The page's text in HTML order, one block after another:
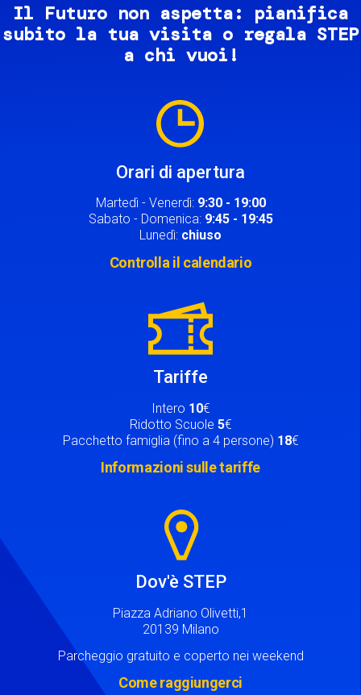
Il Futuro non aspetta: pianifica
subito la tua visita o regala STEP
a chi vuoi!
Orari di apertura
Martedì - Venerdì: 9:30 - 19:00
Sabato - Domenica: 9:45 - 19:45
Lunedì: chiuso
Controlla il calendario
Tariffe
Intero 10€
Ridotto Scuole 5€
Pacchetto famiglia (fino a 4 persone) 18€
Informazioni sulle tariffe
Dov'è STEP
Piazza Adriano Olivetti,1
20139 Milano
Parcheggio gratuito e coperto nei weekend
Come raggiungerci